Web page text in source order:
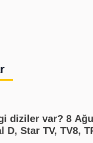
diziler var? 8
D, Star TV, TV8,